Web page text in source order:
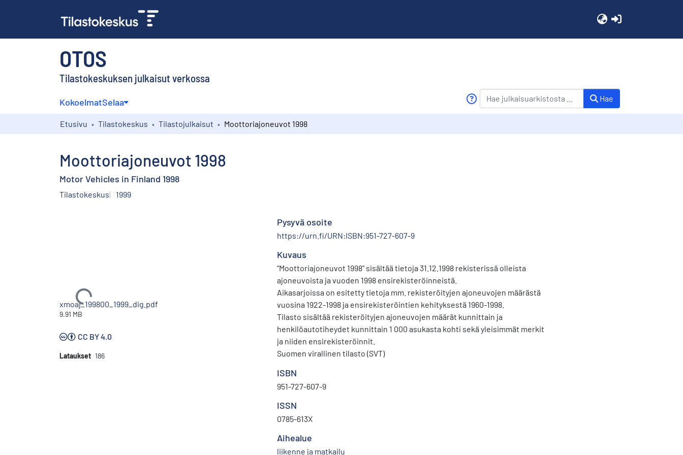
OTOS
Tilastokeskuksen julkaisut verkossa
KokoelmatSelaa Hae
Etusivu Tilastokeskus Tilastojulkaisut Moottoriajoneuvot 1998
Moottoriajoneuvot 1998
Motor Vehicles in Finland 1998
Tilastokeskus 1999
Ladataan...
xmoaj_199800_1999_dig.pdf
9.91 MB
CC BY 4.0
Lataukset 186
Pysyvä osoite
https://urn.fi/URN:ISBN:951-727-607-9
Kuvaus
“Moottoriajoneuvot 1998” sisältää tietoja 31.12.1998 rekisterissä olleista
ajoneuvoista ja vuoden 1998 ensirekisteröinneistä.
Aikasarjoissa on esitetty tietoja mm. rekisteröityjen ajoneuvojen määrästä
vuosina 1922-1998 ja ensirekisteröintien kehityksestä 1960-1998.
Tilasto sisältää rekisteröityjen ajoneuvojen määrät kunnittain ja
henkilöautotiheydet kunnittain 1 000 asukasta kohti sekä yleisimmät merkit
ja niiden ensirekisteröinnit.
Suomen virallinen tilasto (SVT)
ISBN
951-727-607-9
ISSN
0785-613X
Aihealue
liikenne ja matkailu